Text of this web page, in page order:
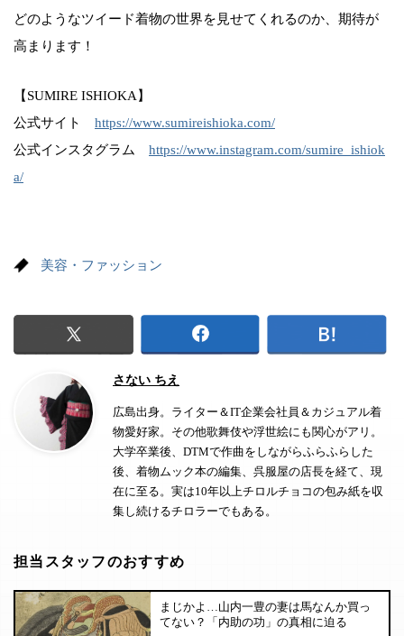
どのようなツイード着物の世界を見せてくれるのか、期待が
高まります！
【SUMIRE ISHIOKA】
公式サイト https://www.sumireishioka.com/
公式インスタグラム https://www.instagram.com/sumire_ishiok
a/
美容・ファッション
さない ちえ
広島出身。ライター＆IT企業会社員＆カジュアル着
物愛好家。その他歌舞伎や浮世絵にも関心がアリ。
大学卒業後、DTMで作曲をしながらふらふらした
後、着物ムック本の編集、呉服屋の店長を経て、現
在に至る。実は10年以上チロルチョコの包み紙を収
集し続けるチロラーでもある。
担当スタッフのおすすめ
まじかよ…山内一豊の妻は馬なんか買っ
てない？「内助の功」の真相に迫る